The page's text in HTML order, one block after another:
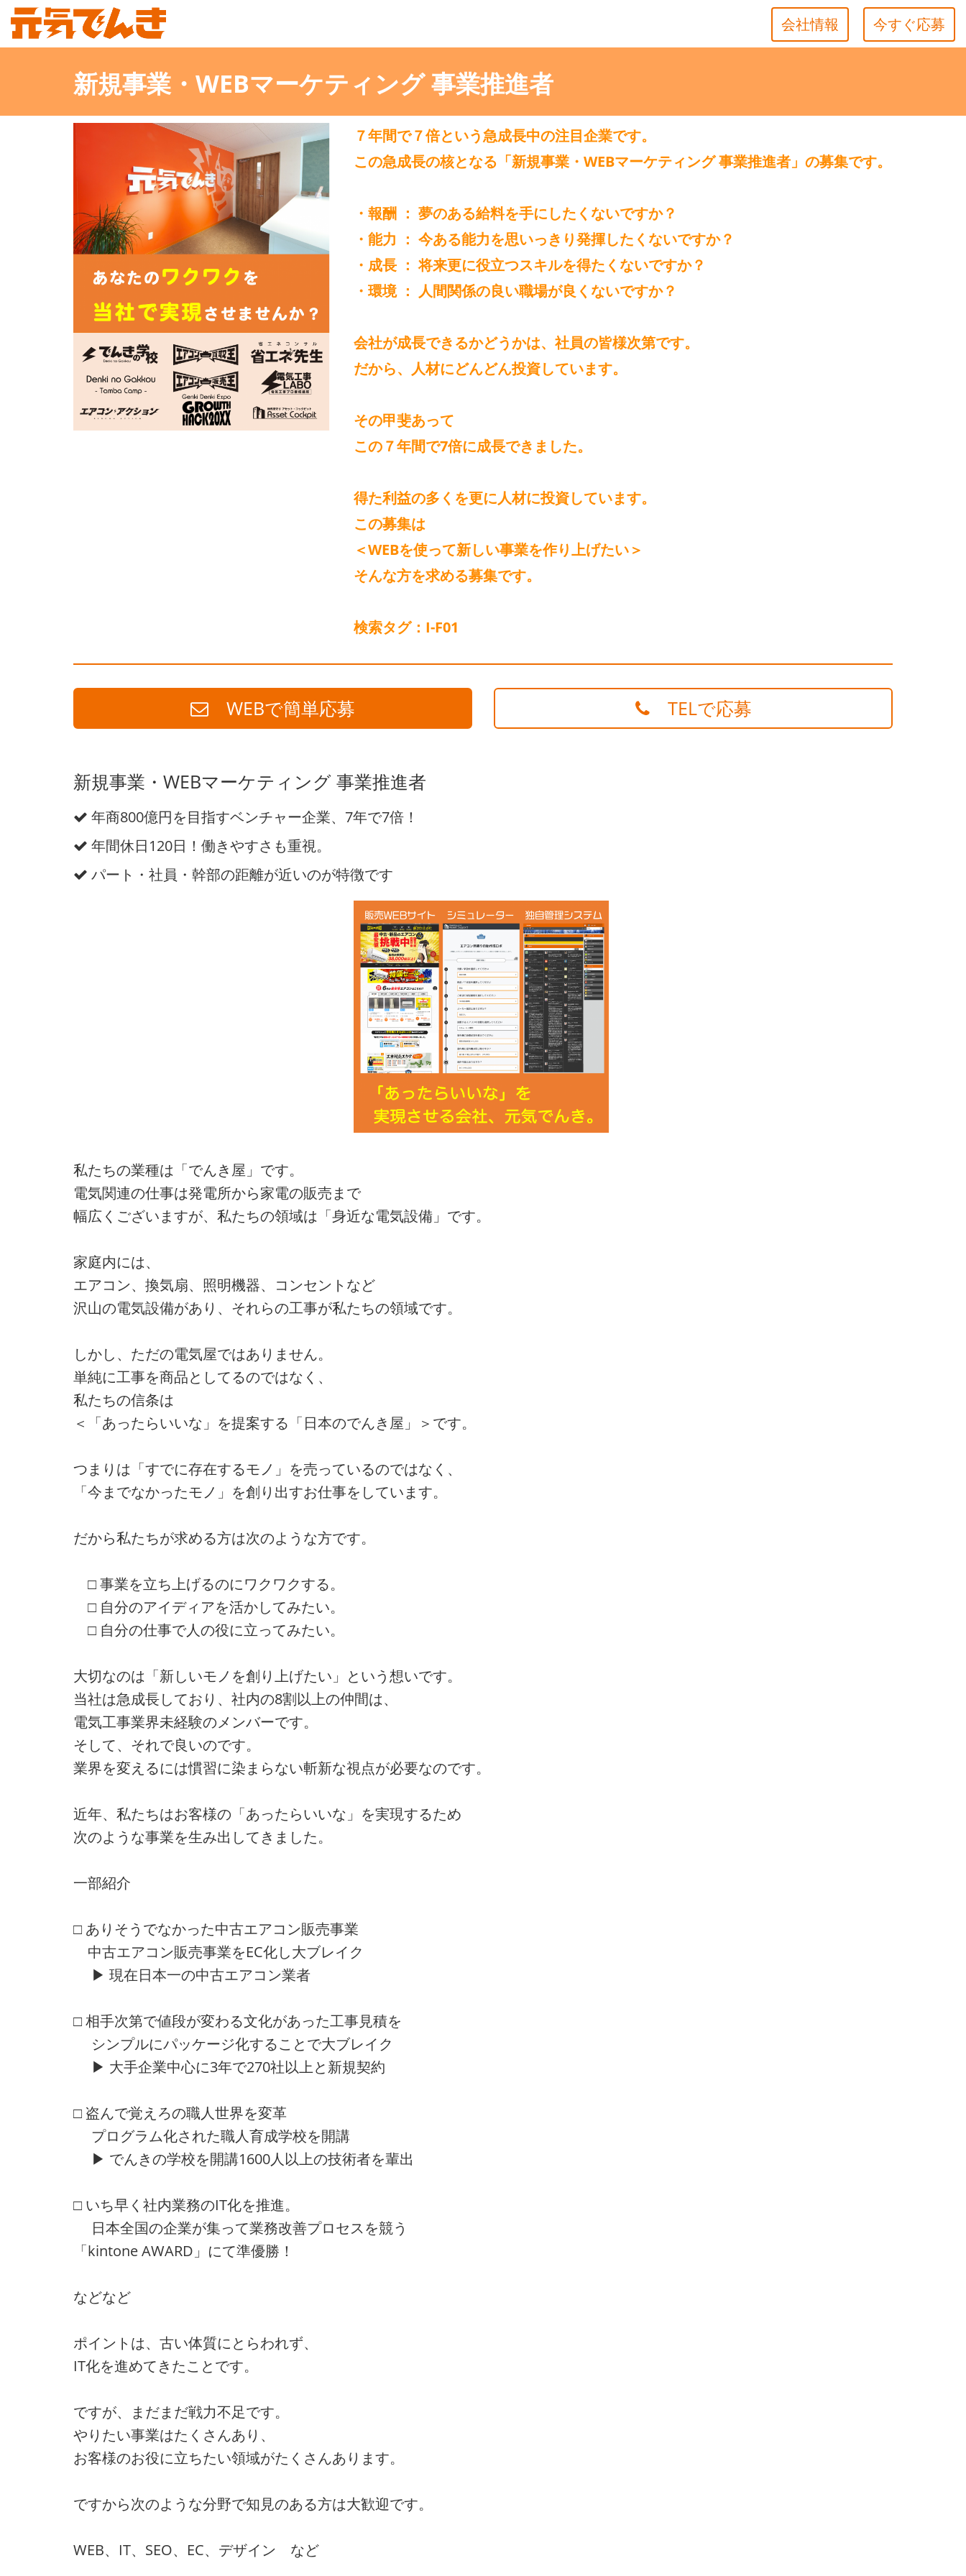
今すぐ応募
会社情報
新規事業・WEBマーケティング 事業推進者
７年間で７倍という急成長中の注目企業です。
この急成長の核となる「新規事業・WEBマーケティング 事業推進者」の募集です。
・報酬 ： 夢のある給料を手にしたくないですか？
・能力 ： 今ある能力を思いっきり発揮したくないですか？
・成長 ： 将来更に役立つスキルを得たくないですか？
・環境 ： 人間関係の良い職場が良くないですか？
会社が成長できるかどうかは、社員の皆様次第です。
だから、人材にどんどん投資しています。
その甲斐あって
この７年間で7倍に成長できました。
得た利益の多くを更に人材に投資しています。
この募集は
＜WEBを使って新しい事業を作り上げたい＞
そんな方を求める募集です。
検索タグ：I-F01
WEBで簡単応募 TELで応募
新規事業・WEBマーケティング 事業推進者
年商800億円を目指すベンチャー企業、7年で7倍！
年間休日120日！働きやすさも重視。
パート・社員・幹部の距離が近いのが特徴です
私たちの業種は「でんき屋」です。
電気関連の仕事は発電所から家電の販売まで
幅広くございますが、私たちの領域は「身近な電気設備」です。
家庭内には、
エアコン、換気扇、照明機器、コンセントなど
沢山の電気設備があり、それらの工事が私たちの領域です。
しかし、ただの電気屋ではありません。
単純に工事を商品としてるのではなく、
私たちの信条は
＜「あったらいいな」を提案する「日本のでんき屋」＞です。
つまりは「すでに存在するモノ」を売っているのではなく、
「今までなかったモノ」を創り出すお仕事をしています。
だから私たちが求める方は次のような方です。
□ 事業を立ち上げるのにワクワクする。
□ 自分のアイディアを活かしてみたい。
□ 自分の仕事で人の役に立ってみたい。
大切なのは「新しいモノを創り上げたい」という想いです。
当社は急成長しており、社内の8割以上の仲間は、
電気工事業界未経験のメンバーです。
そして、それで良いのです。
業界を変えるには慣習に染まらない斬新な視点が必要なのです。
近年、私たちはお客様の「あったらいいな」を実現するため
次のような事業を生み出してきました。
一部紹介
□ ありそうでなかった中古エアコン販売事業
中古エアコン販売事業をEC化し大ブレイク
▶ 現在日本一の中古エアコン業者
□ 相手次第で値段が変わる文化があった工事見積を
シンプルにパッケージ化することで大ブレイク
▶ 大手企業中心に3年で270社以上と新規契約
□ 盗んで覚えろの職人世界を変革
プログラム化された職人育成学校を開講
▶ でんきの学校を開講1600人以上の技術者を輩出
□ いち早く社内業務のIT化を推進。
日本全国の企業が集って業務改善プロセスを競う
「kintone AWARD」にて準優勝！
などなど
ポイントは、古い体質にとらわれず、
IT化を進めてきたことです。
ですが、まだまだ戦力不足です。
やりたい事業はたくさんあり、
お客様のお役に立ちたい領域がたくさんあります。
ですから次のような分野で知見のある方は大歓迎です。
WEB、IT、SEO、EC、デザイン など